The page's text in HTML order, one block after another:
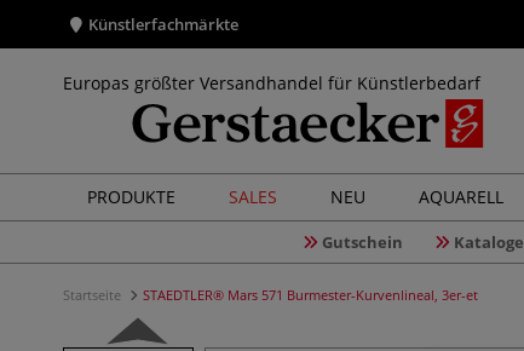
Künstlerfachmärkte
Europas größter Versandhandel für Künstlerbedarf
PRODUKTE SALES NEU AQUARELL
Gutschein Kataloge
Startseite STAEDTLER® Mars 571 Burmester-Kurvenlineal, 3er-et